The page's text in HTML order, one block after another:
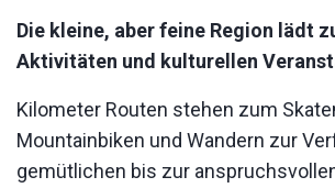
Die kleine, aber feine Region lädt
Aktivitäten und kulturellen
Kilometer Routen stehen zum
Mountainbiken und Wandern zur
gemütlichen bis zur